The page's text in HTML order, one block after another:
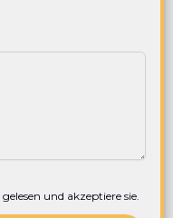
gelesen und akzeptiere sie.